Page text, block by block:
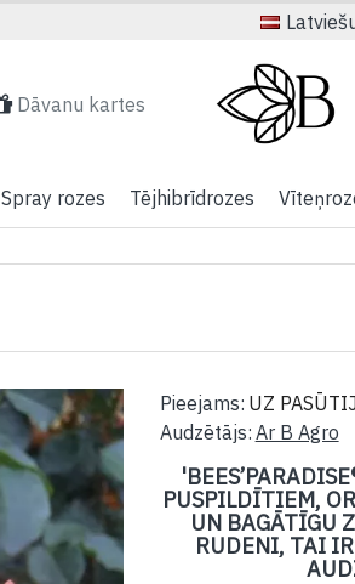
Dāvanu kartes
Spray rozes Tējhibrīdrozes
PUSPILDĪTIEM,
UN BAGĀTĪGU
RUDENI, TAI
Pieejams: UZ
Audzētājs: Ar B Agro